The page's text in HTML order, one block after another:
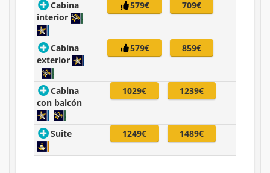
Cabina
interior
579€ 709€
Cabina
exterior
579€ 859€
Cabina
con balcón
1029€ 1239€
Suite 1249€ 1489€